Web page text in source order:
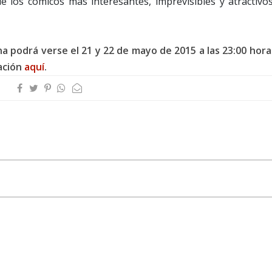
podrá verse el 21 y 22 de mayo de 2015 a las 23:00
aquí.